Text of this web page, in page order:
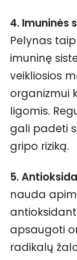
4. Imuninės
Pelynas
imuninę
veikliosios
organizmui
ligomis.
gali padėti
gripo riziką.
5.
nauda
apsaugoti
radikalų